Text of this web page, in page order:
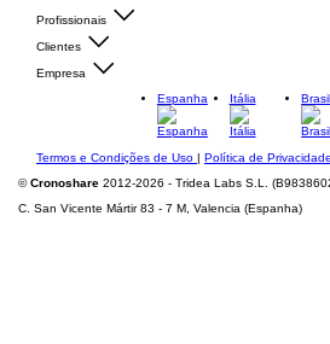
Profissionais
Clientes
Empresa
Espanha
Itália Brasil
Termos e Condições de Uso | Política de Privacidade
©Cronoshare 2012-2026 - Tridea Labs S.L.
C. San Vicente Mártir 83 - 7 M, Valencia (Espanha)